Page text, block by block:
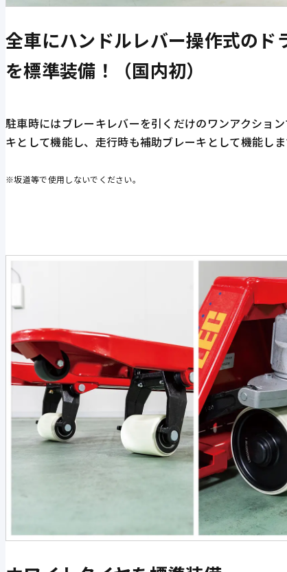
全車にハンドルレバー操作式のド
を標準装備！（国内初）
駐車時にはブレーキレバーを引くだけのワンアクショ
キとして機能し、走行時も補助ブレーキとして機能しま
※坂道等で使用しないでください。